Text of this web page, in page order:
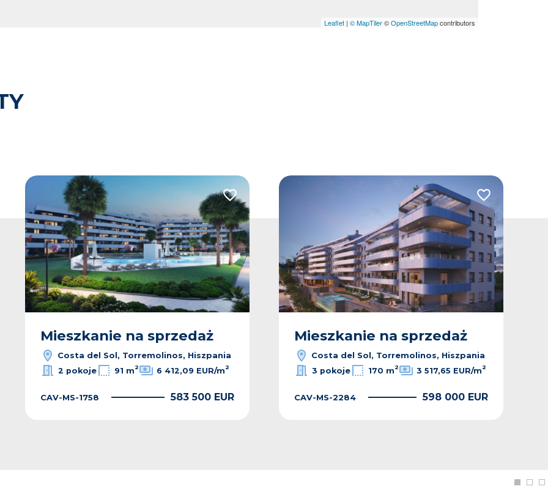
Leaflet | © MapTiler©OpenStreetMapcontributors
Dodaj do ulubionych
Mieszkanie na sprzedaż
Costa del Sol, Torremolinos, Hiszpania
2 pokoje 91 m2 6 412,09 EUR/m2
CAV-MS-1758 583 500 EUR
Dodaj do
Mieszkanie na sprzedaż
Costa del Sol, Torremolinos, Hiszpania
3 pokoje 170 m2 3 517,65 EUR/m2
CAV-MS-2284 598 000 EUR